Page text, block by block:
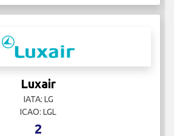
Luxair
IATA: LG
ICAO: LGL
2